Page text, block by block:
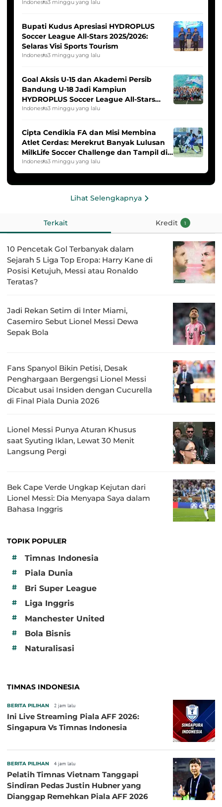
Indonesia Putri
Indonesia3 minggu yang lalu
Bupati Kudus Apresiasi HYDROPLUS
Soccer League All-Stars 2025/2026:
Selaras Visi Sports Tourism
Indonesia3 minggu yang lalu
Goal Aksis U-15 dan Akademi Persib
Bandung U-18 Jadi Kampiun
HYDROPLUS Soccer League All-Stars
2025/2026
Indonesia3 minggu yang lalu
Cipta Cendikia FA dan Misi Membina
Atlet Cerdas: Merekrut Banyak Lulusan
MilkLife Soccer Challenge dan Tampil di
HYDROPLUS Soccer League
Indonesia3 minggu yang lalu
Lihat Selengkapnya
Terkait Kredit 1
10 Pencetak Gol Terbanyak dalam
Sejarah 5 Liga Top Eropa: Harry Kane di
Posisi Ketujuh, Messi atau Ronaldo
Teratas?
Jadi Rekan Setim di Inter Miami,
Casemiro Sebut Lionel Messi Dewa
Sepak Bola
Fans Spanyol Bikin Petisi, Desak
Penghargaan Bergengsi Lionel Messi
Dicabut usai Insiden dengan Cucurella
di Final Piala Dunia 2026
Lionel Messi Punya Aturan Khusus
saat Syuting Iklan, Lewat 30 Menit
Langsung Pergi
Bek Cape Verde Ungkap Kejutan dari
Lionel Messi: Dia Menyapa Saya dalam
Bahasa Inggris
TOPIK POPULER
#
Timnas Indonesia
# Piala Dunia
# Bri Super League
# Liga Inggris
# Manchester United
# Bola Bisnis
# Naturalisasi
TIMNAS INDONESIA
BERITA PILIHAN 2 jam lalu
Ini Live Streaming Piala AFF 2026:
Singapura Vs Timnas Indonesia
BERITA PILIHAN 4 jam lalu
Pelatih Timnas Vietnam Tanggapi
Sindiran Pedas Justin Hubner yang
Dianggap Remehkan Piala AFF 2026